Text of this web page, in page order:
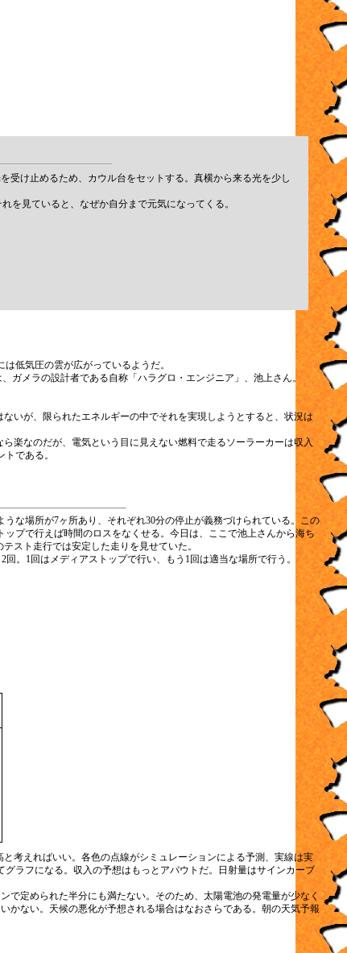
受け止めるため、カウル台をセットする。真横から来る光を少し
を見ていると、なぜか自分まで元気になってくる。
低気圧の雲が広がっているようだ。
ガメラの設計者である自称「ハラグロ・エンジニア」、池上さん。
いが、限られたエネルギーの中でそれを実現しようとすると、状況は
楽なのだが、電気という目に見えない燃料で走るソーラーカーは収入
である。
な場所が7ヶ所あり、それぞれ30分の停止が義務づけられている。この
プで行えば時間のロスをなくせる。今日は、ここで池上さんから海ち
スト走行では安定した走りを見せていた。
。1回はメディアストップで行い、もう1回は適当な場所で行う。
考えればいい。各色の点線がシミュレーションによる予測、実線は実
ラフになる。収入の予想はもっとアバウトだ。日射量はサインカーブ
で定められた半分にも満たない。そのため、太陽電池の発電量が少なく
かない。天候の悪化が予想される場合はなおさらである。朝の天気予報